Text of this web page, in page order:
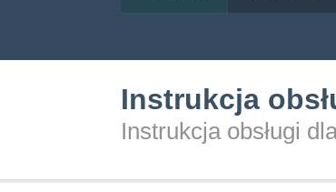
Instrukcja
Instrukcja obsługi